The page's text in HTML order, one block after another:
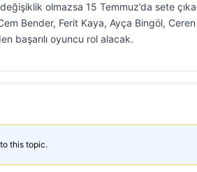
olmazsa 15 Temmuz’da sete
Bender, Ferit Kaya, Ayça Bingöl,
başarılı oyuncu rol alacak.
this topic.